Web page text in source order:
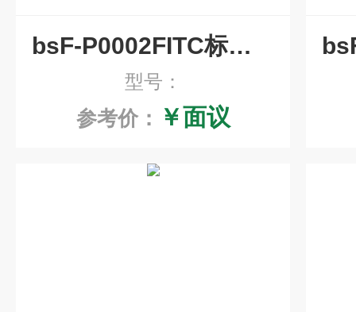
bsF-P0002FITC标记血蓝蛋白
型号：
参考价： ￥面议